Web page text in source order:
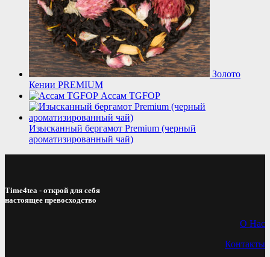
Золото
Кении PREMIUM
Ассам TGFOP
Изысканный бергамот Premium (черный
ароматизированный чай)
Time4tea - открой для себя
настоящее превосходство
О Нас
Контакты